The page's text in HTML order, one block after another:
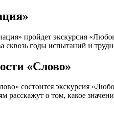
пройдет экскурсия
сквозь годы испытаний и
«Слово»
состоится экскурсия
расскажут о том, какое